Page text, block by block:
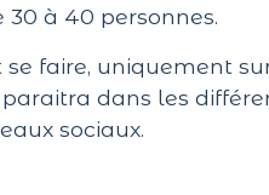
à 40 personnes.
faire, uniquement
paraitra dans les
sociaux.